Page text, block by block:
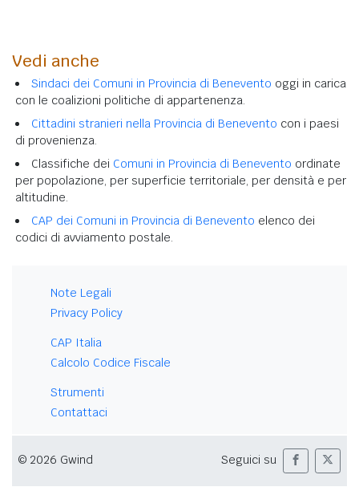
Vedi anche
Sindaci dei Comuni in Provincia di Benevento oggi in carica
con le coalizioni politiche di appartenenza.
Cittadini stranieri nella Provincia di Benevento con i paesi
di provenienza.
Classifiche dei Comuni in Provincia di Benevento ordinate
per popolazione, per superficie territoriale, per densità e per
altitudine.
CAP dei Comuni in Provincia di Benevento elenco dei
codici di avviamento postale.
Note Legali
Privacy Policy
CAP Italia
Calcolo Codice Fiscale
Strumenti
Contattaci
© 2026 Gwind Seguici su